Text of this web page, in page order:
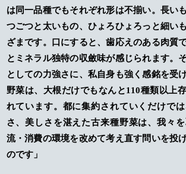
は同一品種でもそれぞれ形は不揃い。長い
つごつと太いもの、ひょろひょろっと細い
ざまです。口にすると、歯応えのある肉質
とミネラル独特の収斂味が感じられます。
としての力強さに、私自身も強く感銘を受
野菜は、大根だけでもなんと110種類以上
れています。都に集約されていくだけで
さ、美しさを湛えた古来種野菜は、我々
流・消費の環境を改めて考え直す問いを投
のです」